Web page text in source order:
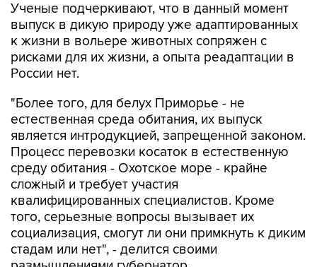
Ученые подчеркивают, что в данный момент
выпуск в дикую природу уже адаптированных
к жизни в вольере животных сопряжен с
рисками для их жизни, а опыта реадаптации в
России нет.
"Более того, для белух Приморье - не
естественная среда обитания, их выпуск
является интродукцией, запрещенной законом.
Процесс перевозки косаток в естественную
среду обитания - Охотское море - крайне
сложный и требует участия
квалифицированных специалистов. Кроме
того, серьезные вопросы вызывает их
социализация, смогут ли они примкнуть к диким
стадам или нет", - делится своими